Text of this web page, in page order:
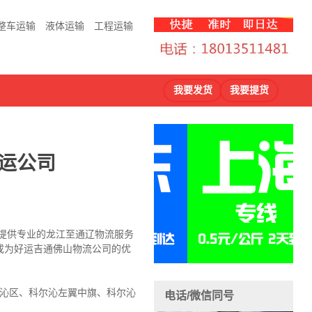
车运输 液体运输 工程运输
我要发货 我要提货
公司
供专业的龙江至通辽物流服务
好运吉通佛山物流公司的优
区、科尔沁左翼中旗、科尔沁 电话/微信同号